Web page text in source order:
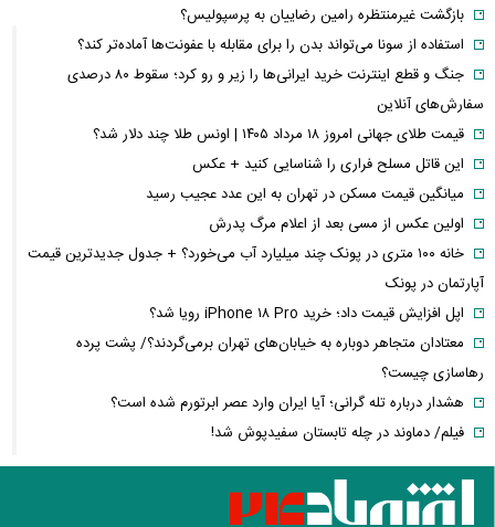
بازگشت غیرمنتظره رامین رضاییان به پرسپولیس؟
استفاده از سونا می‌تواند بدن را برای مقابله با عفونت‌ها آماده‌تر کند؟
جنگ و قطع اینترنت خرید ایرانی‌ها را زیر و رو کرد؛ سقوط ۸۰ درصدی
سفارش‌های آنلاین
قیمت طلای جهانی امروز ۱۸ مرداد ۱۴۰۵ | اونس طلا چند دلار شد؟
این قاتل مسلح فراری را شناسایی کنید + عکس
میانگین قیمت مسکن در تهران به این عدد عجیب رسید
اولین عکس از مسی بعد از اعلام مرگ پدرش
خانه ۱۰۰ متری در پونک چند میلیارد آب می‌خورد؟ + جدول جدیدترین قیمت
آپارتمان در پونک
اپل افزایش قیمت داد؛ خرید iPhone ۱۸ Pro رویا شد؟
معتادان متجاهر دوباره به خیابان‌های تهران برمی‌گردند؟/ پشت پرده
رهاسازی چیست؟
هشدار درباره تله گرانی؛ آیا ایران وارد عصر ابرتورم شده است؟
فیلم/ دماوند در چله تابستان سفیدپوش شد!
قتل دردناک قهرمان MMA در اتوبان همت
هشدار ظریف درباره مذاکرات ایران و آمریکا؛ چرا اروپا را نمی‌توان حذف کرد؟